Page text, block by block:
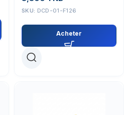
SKU: DCD-01-F126
Acheter